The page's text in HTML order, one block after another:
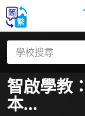
智啟學
本...